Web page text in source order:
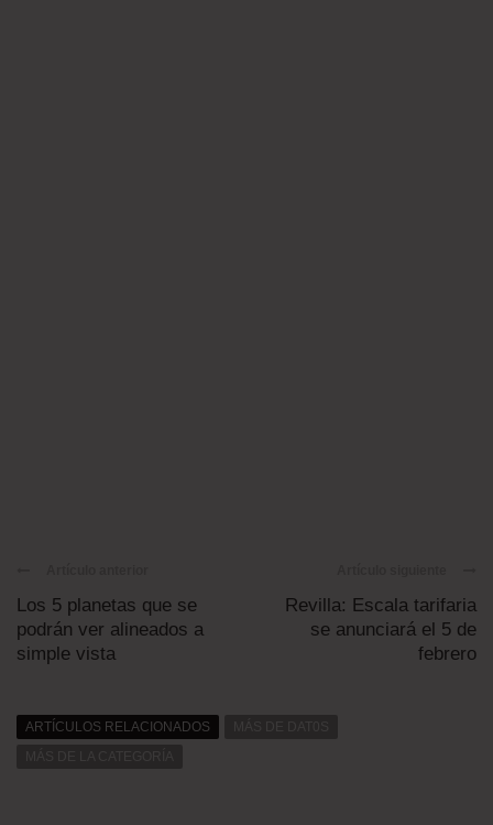
Los 5 planetas que se
podrán ver alineados a
simple vista
Revilla: Escala tarifaria
se anunciará el 5 de
febrero
ARTÍCULOS RELACIONADOS